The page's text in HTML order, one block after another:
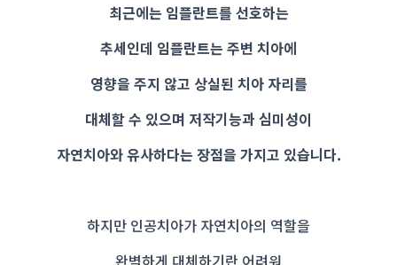
최근에는 임플란트를 선호하는
추세인데 임플란트는 주변 치아에
영향을 주지 않고 상실된 치아 자리를
대체할 수 있으며 저작기능과 심미성이
자연치아와 유사하다는 장점을 가지고 있습니다.
하지만 인공치아가 자연치아의 역할을
완벽하게 대체하기란 어려워